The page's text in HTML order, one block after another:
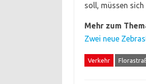
soll, müssen
Mehr zum
Zwei neue
Verkehr